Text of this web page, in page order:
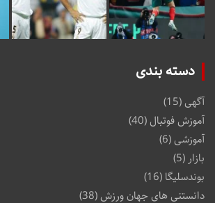
دسته بندی
آگهی(15)
آموزش فوتبال (40)
آموزشی(6)
بازار (5)
بوندسلیگا (16)
دانستنی های جهان ورزش(38)